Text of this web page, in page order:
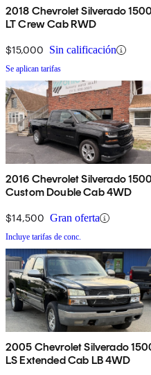
2018 Chevrolet Silverado 1500
LT Crew Cab RWD
$15,000 Sin calificación
Se aplican tarifas
2016 Chevrolet Silverado 1500
Custom Double Cab 4WD
$14,500 Gran oferta
Incluye tarifas de conc.
2005 Chevrolet Silverado
LS Extended Cab LB 4WD